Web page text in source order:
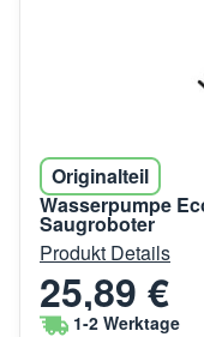
Originalteil
Wasserpumpe
Saugroboter
Produkt Details
25,89 €
1-2 Werktage